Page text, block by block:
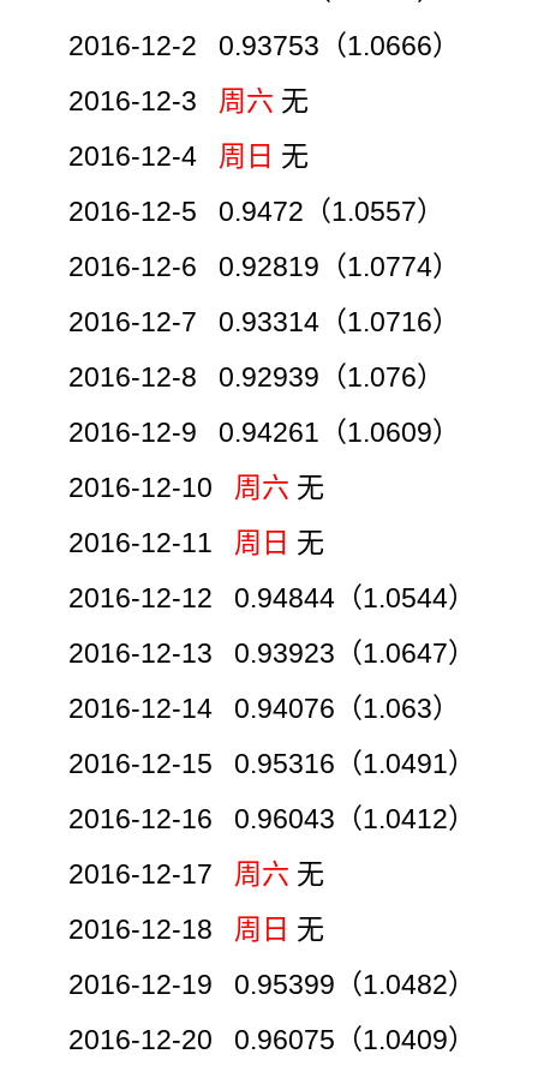
2016-12-2 0.93753（1.0666）
2016-12-3 周六 无
2016-12-4 周日 无
2016-12-5 0.9472（1.0557）
2016-12-6 0.92819（1.0774）
2016-12-7 0.93314（1.0716）
2016-12-8 0.92939（1.076）
2016-12-9 0.94261（1.0609）
2016-12-10 周六 无
2016-12-11 周日 无
2016-12-12 0.94844（1.0544）
2016-12-13 0.93923（1.0647）
2016-12-14 0.94076（1.063）
2016-12-15 0.95316（1.0491）
2016-12-16 0.96043（1.0412）
2016-12-17 周六 无
2016-12-18 周日 无
2016-12-19 0.95399（1.0482）
2016-12-20 0.96075（1.0409）